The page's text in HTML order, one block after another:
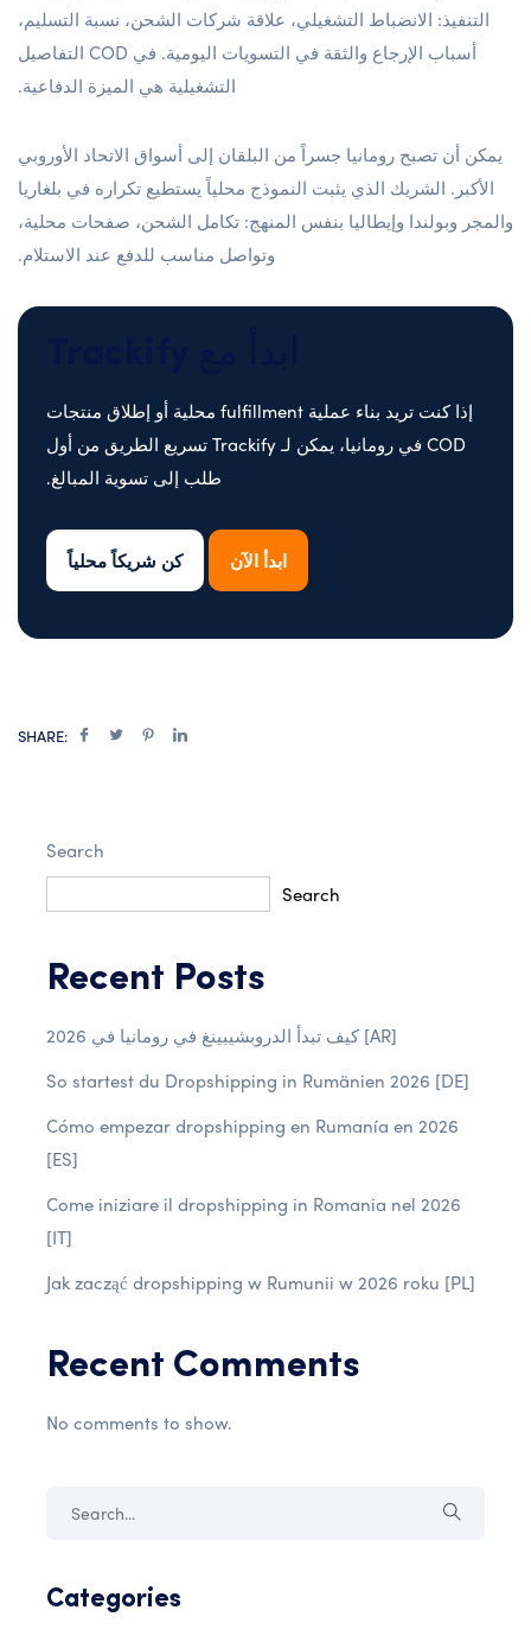
التنفيذ: الانضباط التشغيلي، علاقة شركات الشحن، نسبة التسليم،
أسباب الإرجاع والثقة في التسويات اليومية. في COD التفاصيل
التشغيلية هي الميزة الدفاعية.
يمكن أن تصبح رومانيا جسراً من البلقان إلى أسواق الاتحاد الأوروبي
الأكبر. الشريك الذي يثبت النموذج محلياً يستطيع تكراره في بلغاريا
والمجر وبولندا وإيطاليا بنفس المنهج: تكامل الشحن، صفحات محلية،
وتواصل مناسب للدفع عند الاستلام.
إذا كنت تريد بناء عملية fulfillment محلية أو إطلاق منتجات
COD في رومانيا، يمكن لـ Trackify تسريع الطريق من أول
طلب إلى تسوية المبالغ.
ابدأ الآن كن شريكاً محلياً
SHARE:
Search
Search
Recent Posts
كيف تبدأ الدروبشيبينغ في رومانيا في 2026 [AR]
So startest du Dropshipping in Rumänien 2026 [DE]
Cómo empezar dropshipping en Rumanía en 2026
[ES]
Come iniziare il dropshipping in Romania nel 2026
[IT]
Jak zacząć dropshipping w Rumunii w 2026 roku [PL]
Recent Comments
No comments to show.
Categories